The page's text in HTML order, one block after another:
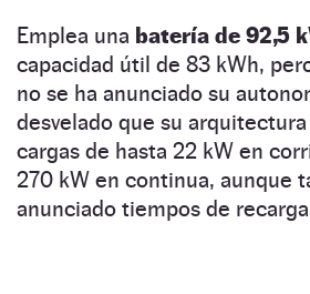
Emplea una batería de 92,5
capacidad útil de 83 kWh,
no se ha anunciado su
desvelado que su
cargas de hasta 22 kW en
270 kW en continua, aunque
anunciado tiempos de